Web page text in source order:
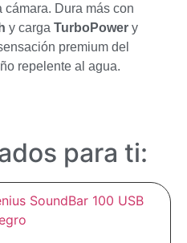
Dura más con
y carga TurboPower y
premium del
repelente al agua.
para ti: